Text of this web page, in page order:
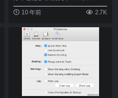
10 年前 2.7K